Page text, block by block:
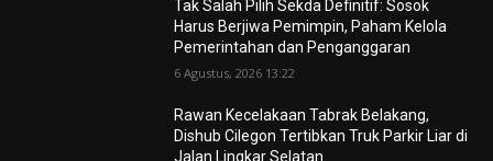
Tak Salah Pilih Sekda Definitif: Sosok
Harus Berjiwa Pemimpin, Paham Kelola
Pemerintahan dan Penganggaran
6 Agustus, 2026 13:22
Rawan Kecelakaan Tabrak Belakang,
Dishub Cilegon Tertibkan Truk Parkir Liar di
Jalan Lingkar Selatan